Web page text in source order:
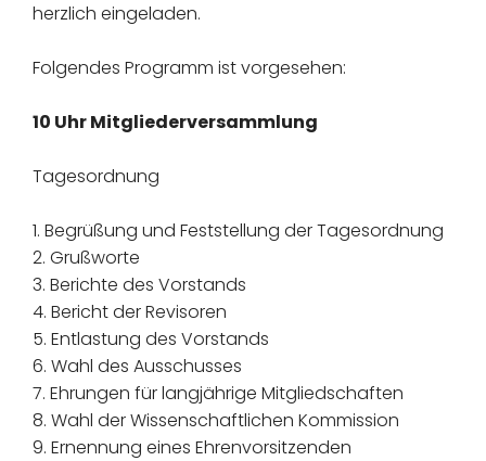
herzlich eingeladen.
Folgendes Programm ist vorgesehen:
10 Uhr Mitgliederversammlung
Tagesordnung
1. Begrüßung und Feststellung der Tagesordnung
2. Grußworte
3. Berichte des Vorstands
4. Bericht der Revisoren
5. Entlastung des Vorstands
6. Wahl des Ausschusses
7. Ehrungen für langjährige Mitgliedschaften
8. Wahl der Wissenschaftlichen Kommission
9. Ernennung eines Ehrenvorsitzenden